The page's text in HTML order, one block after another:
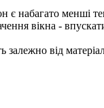
є набагато менші
вікна -
залежно від